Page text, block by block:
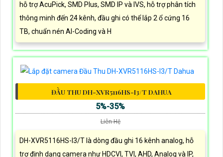
hỗ trợ AcuPick, SMD Plus, SMD IP và IVS, hỗ trợ phân tích
thông minh đến 24 kênh, đầu ghi có thể lắp 2 ổ cứng 16
TB, chuẩn nén AI-Coding và H
ĐẦU THU DH-XVR5116HS-I3/T DAHUA
5%-35%
Liên Hệ
DH-XVR5116HS-I3/T là dòng đầu ghi 16 kênh analog, hỗ
trợ định dạng camera như HDCVI, TVI, AHD, Analog và IP,